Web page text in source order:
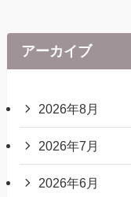
アーカイブ
2026年8月
2026年7月
2026年6月